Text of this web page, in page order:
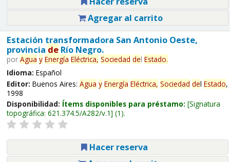
Agregar al carrito
Estación transformadora San Antonio Oeste,
provincia deRío Negro.
por Agua y Energía Eléctrica, Sociedad del Estado.
Idioma: Español
Editor: Buenos Aires: Agua y Energía Eléctrica, Sociedad del Estado,
1998
Disponibilidad: Ítems disponibles para préstamo: Signatura
topográfica: 621.374.5/A282/v.1 (1).
Hacer reserva